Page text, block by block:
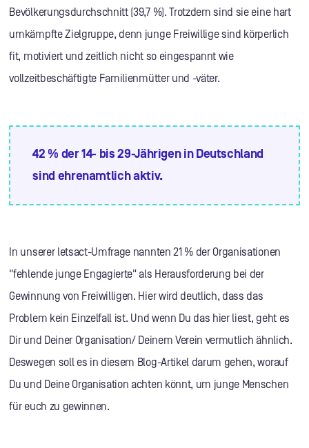
Bevölkerungsdurchschnitt (39,7 %). Trotzdem sind sie eine hart
umkämpfte Zielgruppe, denn junge Freiwillige sind körperlich
fit, motiviert und zeitlich nicht so eingespannt wie
vollzeitbeschäftigte Familienmütter und -väter.
42 % der 14- bis 29-Jährigen in Deutschland
sind ehrenamtlich aktiv.
In unserer letsact-Umfrage nannten 21 % der Organisationen
"fehlende junge Engagierte" als Herausforderung bei der
Gewinnung von Freiwilligen. Hier wird deutlich, dass das
Problem kein Einzelfall ist. Und wenn Du das hier liest, geht es
Dir und Deiner Organisation/ Deinem Verein vermutlich ähnlich.
Deswegen soll es in diesem Blog-Artikel darum gehen, worauf
Du und Deine Organisation achten könnt, um junge Menschen
für euch zu gewinnen.